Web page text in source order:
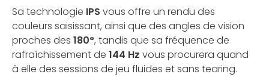
Sa technologie IPS vous offre un rendu des
couleurs saisissant, ainsi que des angles de vision
proches des 180°, tandis que sa fréquence de
rafraîchissement de 144 Hz vous procurera quand
à elle des sessions de jeu fluides et sans tearing.